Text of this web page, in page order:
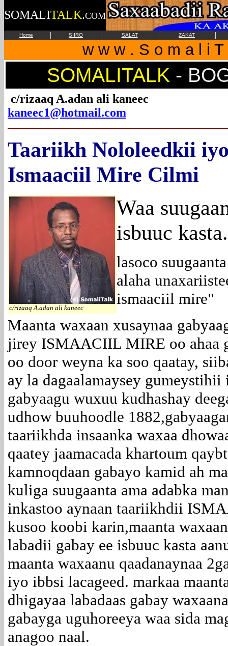
SOMALITALK.COM
Home | SIIRO | SALAT | ZAKAT |
w w w . S o m a l i
SOMALITALK -
c/rizaaq A.adan ali kaneec
kaneec1@hotmail.com
Taariikh Nololeedkii
Ismaaciil Mire Cilmi
c/rizaaq A.adan ali kaneec
Waa
isbuuc
lasoco
alaha
ismaaciil mire"
Maanta waxaan xusaynaa
jirey ISMAACIIL MIRE oo ahaa
oo door weyna ka soo qaatay,
ay la dagaalamaysey
gabyaagu wuxuu kudhashay
udhow buuhoodle
taariikhda insaanka waxaa
qaatey jaamacada khartoum
kamnoqdaan gabayo kamid ah
kuliga suugaanta ama adabka
inkastoo aynaan taariikhdii
kusoo koobi karin,maanta
labadii gabay ee isbuuc kasta
maanta waxaanu qaadanaynaa
iyo ibbsi lacageed. markaa
dhigayaa labadaas gabay
gabayga uguhoreeya waa sida
anagoo naal.